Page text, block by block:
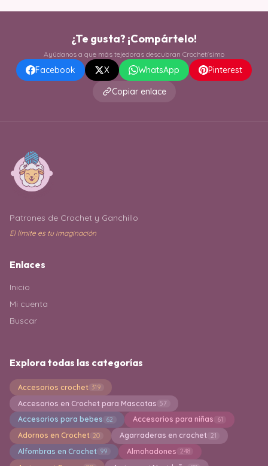
¿Te gusta? ¡Compártelo!
Ayúdanos a que más tejedoras descubran Crochetísimo
Facebook X WhatsApp
Pinterest
Copiar enlace
Patrones de Crochet y Ganchillo
El límite es tu imaginación
Enlaces
Inicio
Mi cuenta
Buscar
Explora todas las categorías
Accesorios crochet 319
Accesorios en Crochet para Mascotas 57
Accesorios para bebes 62 Accesorios para niñas 61
Adornos en Crochet 20 Agarraderas en crochet 21
Alfombras en Crochet 99 Almohadones 248